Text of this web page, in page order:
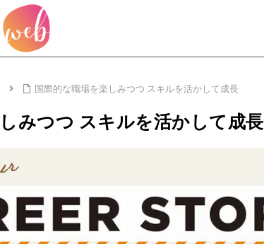
国際的な職場を楽しみつつ スキルを活かして成長
みつつ スキルを活かして成長